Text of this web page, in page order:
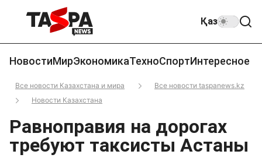
Қаз
НовостиМирЭкономикаТехноСпортИнтересное
Все новости Казахстана и мира
Все новости taspanews.kz
Новости Казахстана
Равноправия на дорогах
требуют таксисты Астаны